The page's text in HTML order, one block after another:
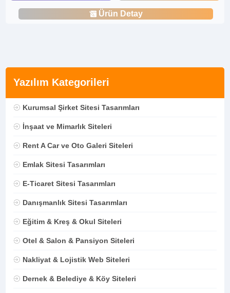
Yazılım Kategorileri
Kurumsal Şirket Sitesi Tasarımları
İnşaat ve Mimarlık Siteleri
Rent A Car ve Oto Galeri Siteleri
Emlak Sitesi Tasarımları
E-Ticaret Sitesi Tasarımları
Danışmanlık Sitesi Tasarımları
Eğitim & Kreş & Okul Siteleri
Otel & Salon & Pansiyon Siteleri
Nakliyat & Lojistik Web Siteleri
Dernek & Belediye & Köy Siteleri
Ürün Detay